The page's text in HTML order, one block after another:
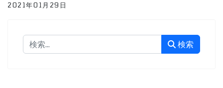
2021年01月29日
検索 検索